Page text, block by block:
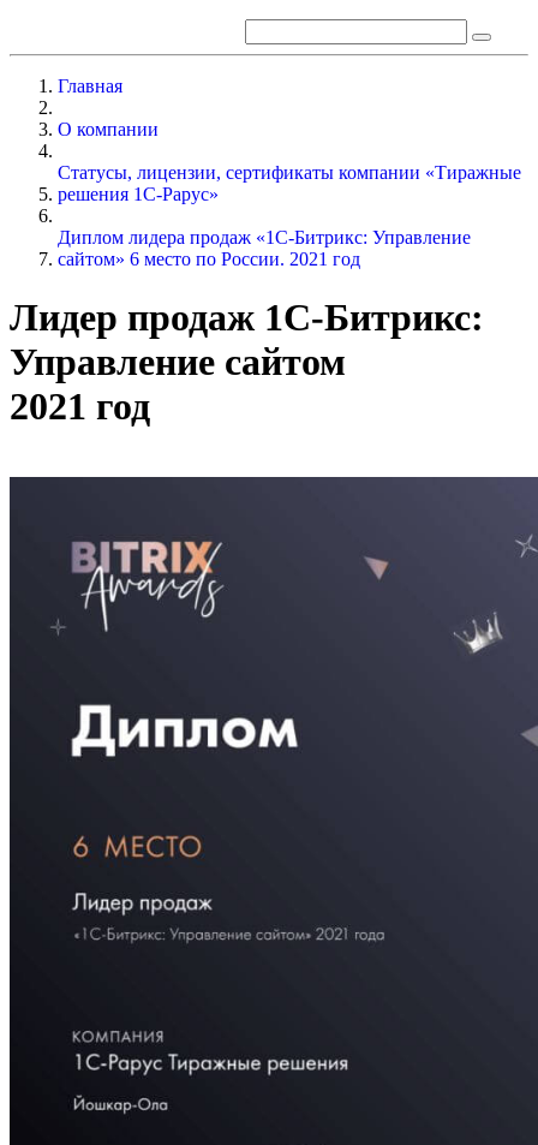
Главная
О компании
Статусы, лицензии, сертификаты компании «Тиражные
решения 1С-Рарус»
Диплом лидера продаж «1С-Битрикс: Управление
сайтом» 6 место по России. 2021 год
Лидер продаж 1С-Битрикс:
Управление сайтом
2021 год